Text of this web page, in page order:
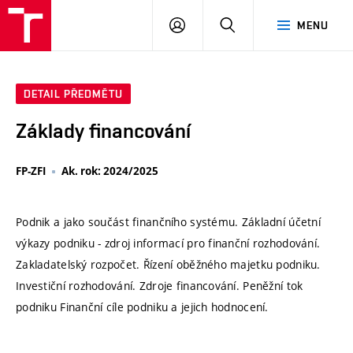
MENU
PŘIHLÁSIT
DETAIL PŘEDMĚTU
Základy financování
FP-ZFI Ak. rok: 2024/2025
Podnik a jako součást finančního systému. Základní účetní
výkazy podniku - zdroj informací pro finanční rozhodování.
Zakladatelský rozpočet. Řízení oběžného majetku podniku.
Investiční rozhodování. Zdroje financování. Peněžní tok
podniku Finanční cíle podniku a jejich hodnocení.